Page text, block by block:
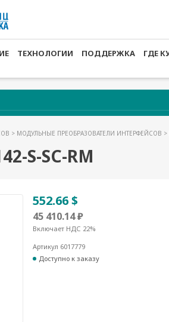
ТЕХНОЛОГИИ ПОДДЕРЖКА ГДЕ
> МОДУЛЬНЫЕ ПРЕОБРАЗОВАТЕЛИ ИНТЕРФЕЙСОВ >
S-SC-RM
552.66 $
45 410.14 ₽
Включает НДС 22%
Артикул 6017779
Доступно к заказу